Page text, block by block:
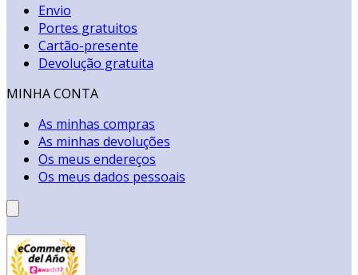
Envio
Portes gratuitos
Cartão-presente
Devolução gratuita
MINHA CONTA
As minhas compras
As minhas devoluções
Os meus endereços
Os meus dados pessoais